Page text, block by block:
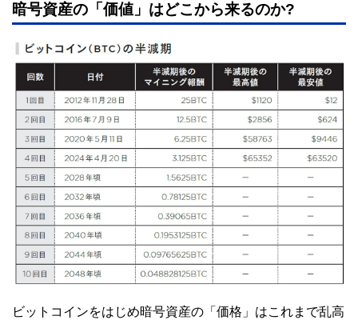
暗号資産の「価値」はどこから来るのか?
ビットコインをはじめ暗号資産の「価格」はこれまで乱高